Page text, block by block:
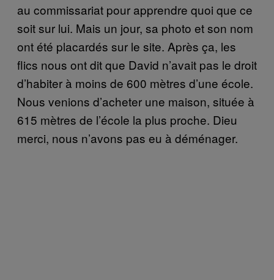
au commissariat pour apprendre quoi que ce
soit sur lui. Mais un jour, sa photo et son nom
ont été placardés sur le site. Après ça, les
flics nous ont dit que David n’avait pas le droit
d’habiter à moins de 600 mètres d’une école.
Nous venions d’acheter une maison, située à
615 mètres de l’école la plus proche. Dieu
merci, nous n’avons pas eu à déménager.